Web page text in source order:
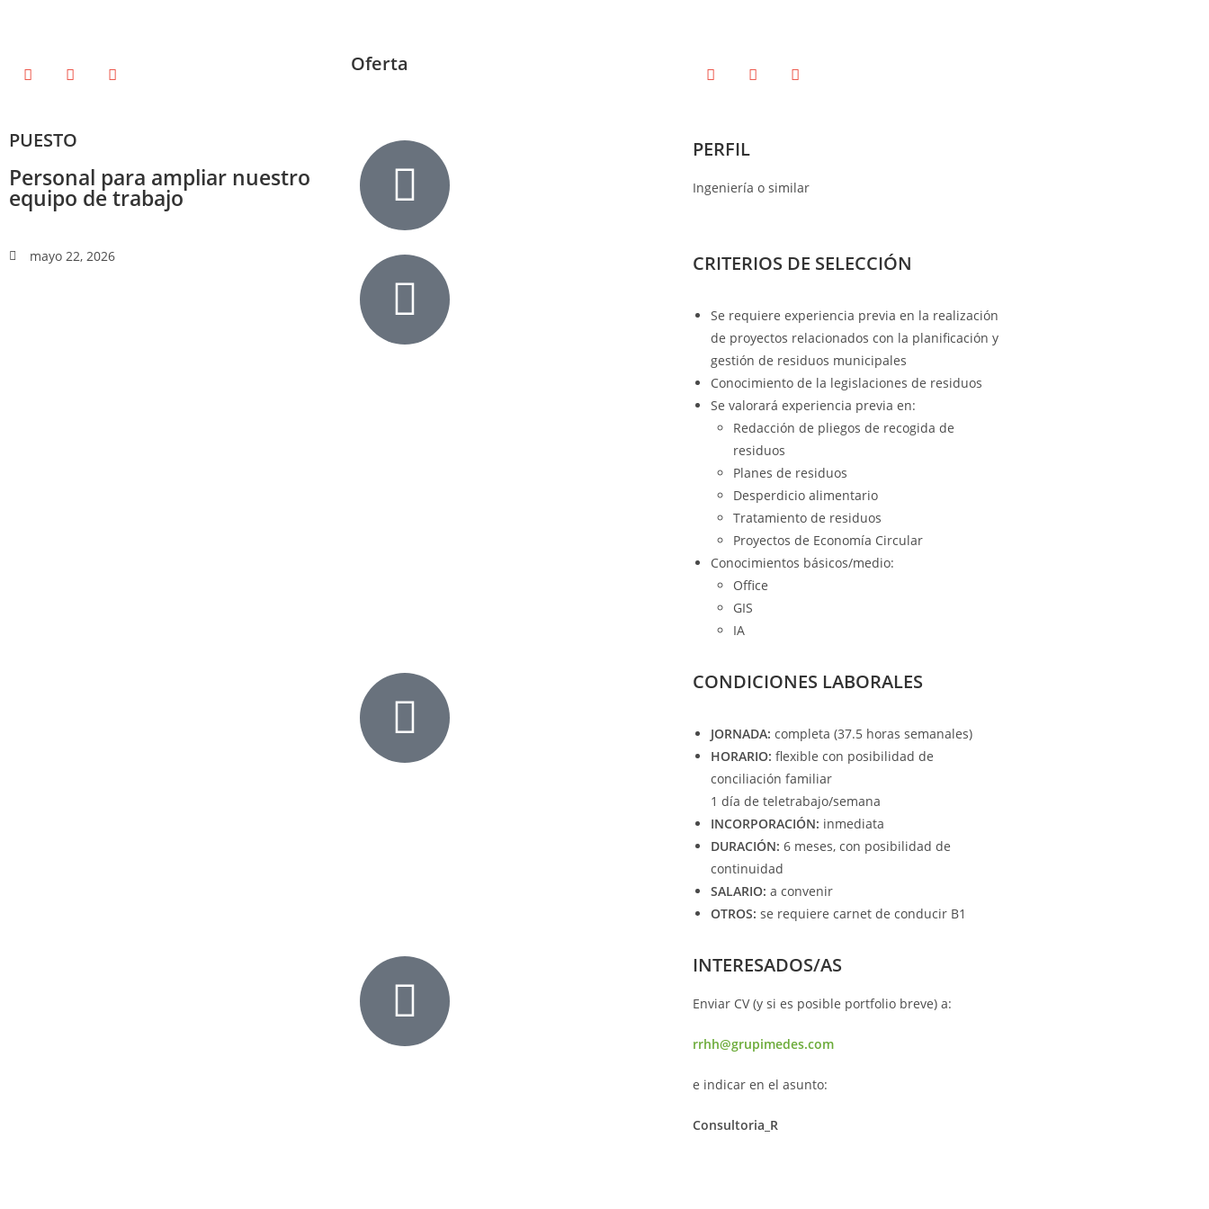
Oferta
PUESTO
Personal para ampliar nuestro
equipo de trabajo
mayo 22, 2026
PERFIL
Ingeniería o similar
CRITERIOS DE SELECCIÓN
Se requiere experiencia previa en la realización
de proyectos relacionados con la planificación y
gestión de residuos municipales
Conocimiento de la legislaciones de residuos
Se valorará experiencia previa en:
Redacción de pliegos de recogida de
residuos
Planes de residuos
Desperdicio alimentario
Tratamiento de residuos
Proyectos de Economía Circular
Conocimientos básicos/medio:
Office
GIS
IA
CONDICIONES LABORALES
JORNADA: completa (37.5 horas semanales)
HORARIO: flexible con posibilidad de
conciliación familiar
1 día de teletrabajo/semana
INCORPORACIÓN: inmediata
DURACIÓN: 6 meses, con posibilidad de
continuidad
SALARIO: a convenir
OTROS: se requiere carnet de conducir B1
INTERESADOS/AS
Enviar CV (y si es posible portfolio breve) a:
rrhh@grupimedes.com
e indicar en el asunto:
Consultoria_R